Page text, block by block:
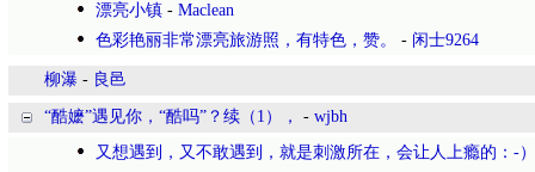
漂亮小镇 - Maclean
色彩艳丽非常漂亮旅游照，有特色，赞。
- 闲士9264
柳瀑 - 良邑
“酷嬷”遇见你，“酷吗”？续（1）， - wjbh
又想遇到，又不敢遇到，就是刺激所在，会让人上瘾的：-）